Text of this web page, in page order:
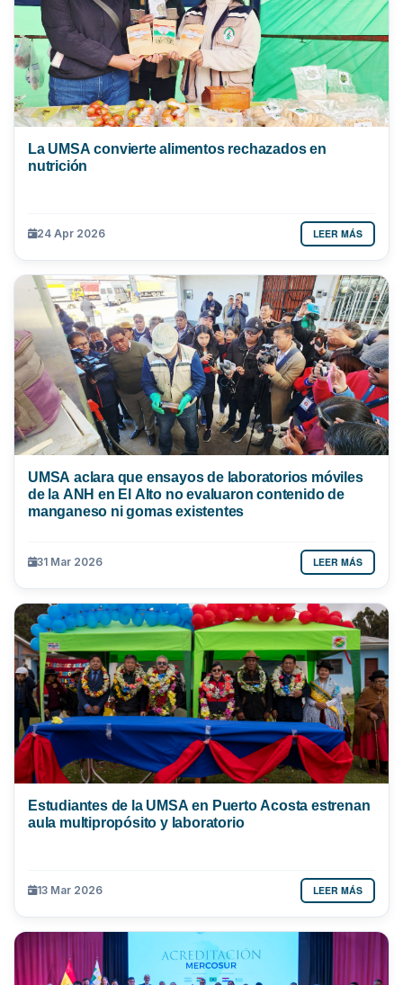
La UMSA convierte alimentos rechazados en
nutrición
24 Apr 2026 LEER MÁS
UMSA aclara que ensayos de laboratorios móviles
de la ANH en El Alto no evaluaron contenido de
manganeso ni gomas existentes
31 Mar 2026 LEER MÁS
Estudiantes de la UMSA en Puerto Acosta estrenan
aula multipropósito y laboratorio
13 Mar 2026 LEER MÁS